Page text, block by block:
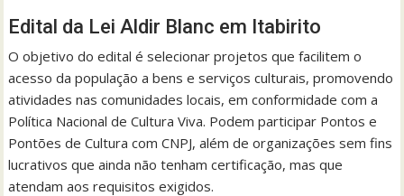
Edital da Lei Aldir Blanc em Itabirito
O objetivo do edital é selecionar projetos que facilitem o
acesso da população a bens e serviços culturais, promovendo
atividades nas comunidades locais, em conformidade com a
Política Nacional de Cultura Viva. Podem participar Pontos e
Pontões de Cultura com CNPJ, além de organizações sem fins
lucrativos que ainda não tenham certificação, mas que
atendam aos requisitos exigidos.